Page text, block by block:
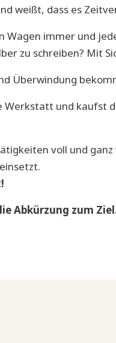
weißt, dass es
Wagen immer und
zu schreiben? Mit
Überwindung
Werkstatt und kaufst
voll und
Abkürzung zum